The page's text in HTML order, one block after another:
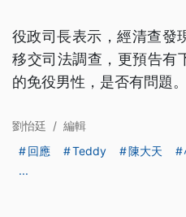
役政司長表示，經清查發
移交司法調查，更預告有
的免役男性，是否有問題。
劉怡廷 / 編輯
回應
Teddy 陳大天
...